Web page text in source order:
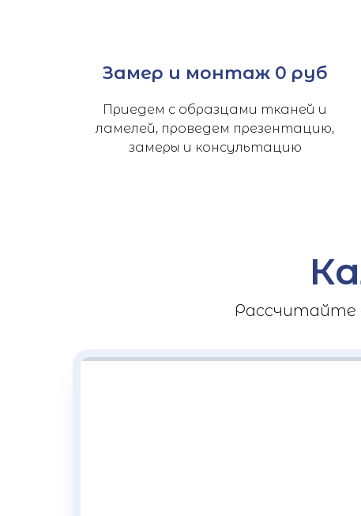
Замер и монтаж 0 руб
Приедем с образцами тканей и
ламелей, проведем презентацию,
замеры и консультацию
Рассчитайте